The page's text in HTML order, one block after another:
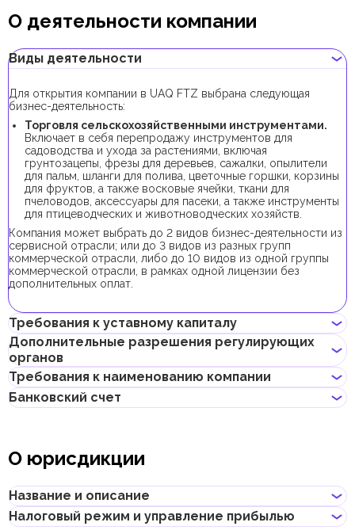
О деятельности компании
Виды деятельности
Для открытия компании в UAQ FTZ выбрана следующая
бизнес-деятельность:
Торговля сельскохозяйственными инструментами.
Включает в себя перепродажу инструментов для
садоводства и ухода за растениями, включая
грунтозацепы, фрезы для деревьев, сажалки, опылители
для пальм, шланги для полива, цветочные горшки, корзины
для фруктов, а также восковые ячейки, ткани для
пчеловодов, аксессуары для пасеки, а также инструменты
для птицеводческих и животноводческих хозяйств.
Компания может выбрать до 2 видов бизнес-деятельности из
сервисной отрасли; или до 3 видов из разных групп
коммерческой отрасли, либо до 10 видов из одной группы
коммерческой отрасли, в рамках одной лицензии без
дополнительных оплат.
Требования к уставному капиталу
Минимальный уставной капитал для компаний UAQ FTZ
составляет 300 000 AED. Его внесение является
опциональным.
Дополнительные разрешения регулирующих
органов
Для регистрации компании с данным видом бизнес-
деятельности получение дополнительных разрешений не
Требования к наименованию компании
Не должно нарушать законов страны или содержать
Не должно нарушать прав интеллектуальной
собственности третьей стороны
Не может совпадать или быть похожим на локальные/
глобальные бренды и зарегистрированные товарные знаки
Не должно содержать географических названий, таких как
названия эмиратов, городов, стран и других объектов
Банковский счет
электронных (digital) банках и платежных системах.
следует учитывать такие факторы, как уровень обслуживания,
размер комиссий, доступные валюты, удобство онлайн–
банкинга, репутация банка и другие условия, которые могут
быть важны для бизнеса.
О юрисдикции
Название и описание
Название: Umm Al Quwain Free Trade Zone
Налоговый режим и управление прибылью